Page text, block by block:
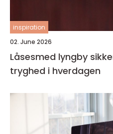
inspiration
02. June 2026
Låsesmed lyngby sikkerhed, service og
tryghed i hverdagen